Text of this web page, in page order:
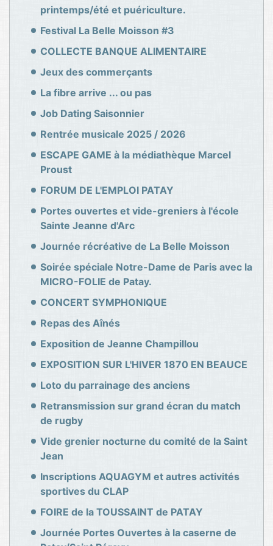
printemps/été et puériculture.
Festival La Belle Moisson #3
COLLECTE BANQUE ALIMENTAIRE
Jeux des commerçants
La fibre arrive ... ou pas
Job Dating Saisonnier
Rentrée musicale 2025 / 2026
ESCAPE GAME à la médiathèque Marcel
Proust
FORUM DE L'EMPLOI PATAY
Portes ouvertes et vide-greniers à l'école
Sainte Jeanne d'Arc
Journée récréative de La Belle Moisson
Soirée spéciale Notre-Dame de Paris avec la
MICRO-FOLIE de Patay.
CONCERT SYMPHONIQUE
Repas des Aînés
Exposition de Jeanne Champillou
EXPOSITION SUR L'HIVER 1870 EN BEAUCE
Loto du parrainage des anciens
Retransmission sur grand écran du match
de rugby
Vide grenier nocturne du comité de la Saint
Jean
Inscriptions AQUAGYM et autres activités
sportives du CLAP
FOIRE de la TOUSSAINT de PATAY
Journée Portes Ouvertes à la caserne de